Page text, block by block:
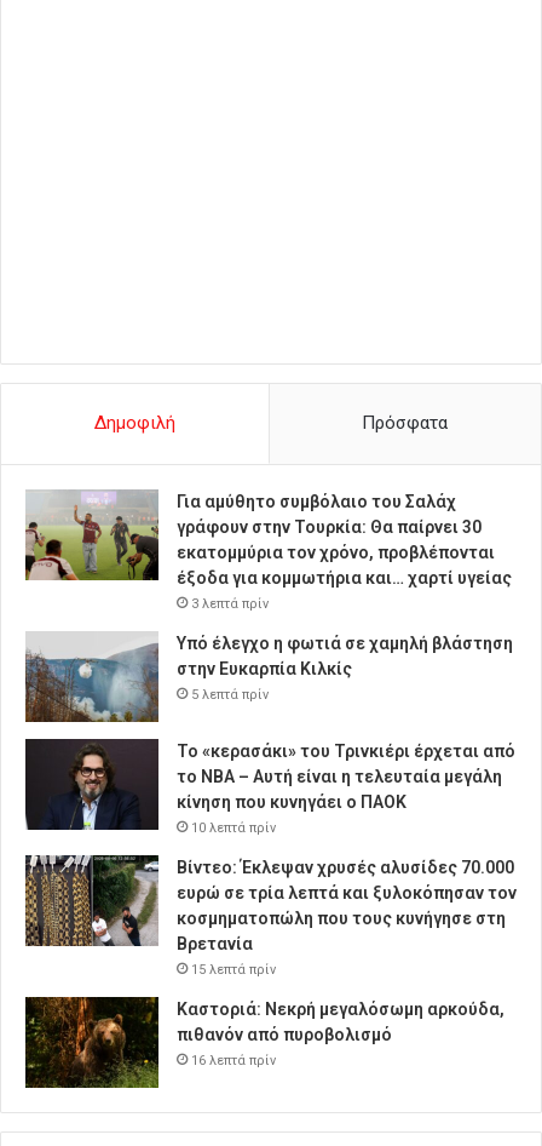
Δημοφιλή Πρόσφατα
Για αμύθητο συμβόλαιο του Σαλάχ
γράφουν στην Τουρκία: Θα παίρνει 30
εκατομμύρια τον χρόνο, προβλέπονται
έξοδα για κομμωτήρια και… χαρτί υγείας
3 λεπτά πρίν
Υπό έλεγχο η φωτιά σε χαμηλή βλάστηση
στην Ευκαρπία Κιλκίς
5 λεπτά πρίν
Το «κερασάκι» του Τρινκιέρι έρχεται από
το NBA – Αυτή είναι η τελευταία μεγάλη
κίνηση που κυνηγάει ο ΠΑΟΚ
10 λεπτά πρίν
Βίντεο: Έκλεψαν χρυσές αλυσίδες 70.000
ευρώ σε τρία λεπτά και ξυλοκόπησαν τον
κοσμηματοπώλη που τους κυνήγησε στη
Βρετανία
15 λεπτά πρίν
Καστοριά: Νεκρή μεγαλόσωμη αρκούδα,
πιθανόν από πυροβολισμό
16 λεπτά πρίν